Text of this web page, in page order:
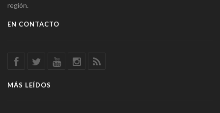
región.
EN CONTACTO
MÁS LEÍDOS